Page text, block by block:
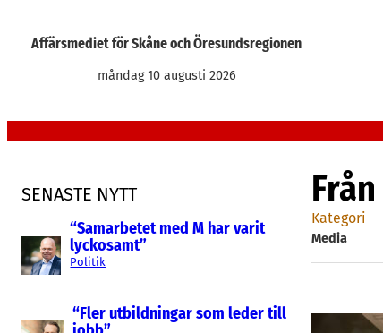
Affärsmediet för Skåne och Öresundsregionen
måndag 10 augusti 2026
SENASTE NYTT
“Samarbetet med M har varit
lyckosamt”
Politik
“Fler utbildningar som leder till
Från
Kategori
Media